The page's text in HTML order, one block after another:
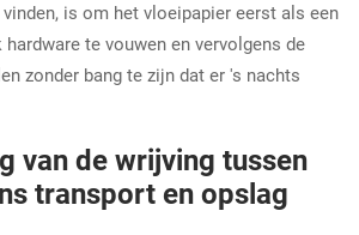
is om het vloeipapier eerst als een
te vouwen en vervolgens de
zonder bang te zijn dat er 's nachts
van de wrijving tussen
transport en opslag